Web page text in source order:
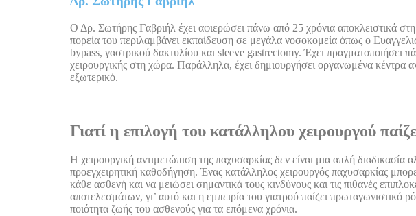
Ο Δρ. Σωτήρης Γαβριήλ έχει αφιερώσει πάνω από 25 χρόνια αποκλειστικά
πορεία του περιλαμβάνει εκπαίδευση σε μεγάλα νοσοκομεία όπως ο
bypass, γαστρικού δακτυλίου και sleeve gastrectomy. Έχει πραγματοποιήσει
χειρουργικής στη χώρα. Παράλληλα, έχει δημιουργήσει οργανωμένα κέντρα
εξωτερικό.
Γιατί η επιλογή του κατάλληλου χειρουργού
Η χειρουργική αντιμετώπιση της παχυσαρκίας δεν είναι μια απλή διαδικασία
προεγχειρητική καθοδήγηση. Ένας κατάλληλος χειρουργός παχυσαρκίας
κάθε ασθενή και να μειώσει σημαντικά τους κινδύνους και τις πιθανές
αποτελεσμάτων, γι’ αυτό και η εμπειρία του γιατρού παίζει
ποιότητα ζωής του ασθενούς για τα επόμενα χρόνια.